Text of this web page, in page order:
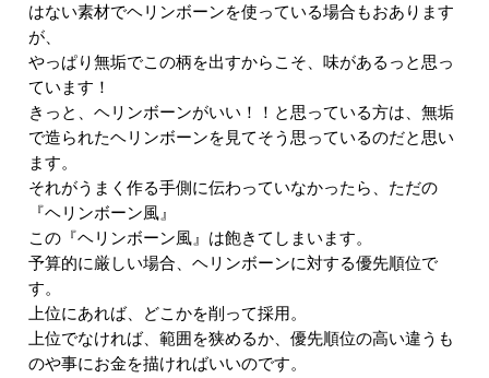
はない素材でヘリンボーンを使っている場合もおあります
が、
やっぱり無垢でこの柄を出すからこそ、味があるっと思っ
ています！
きっと、ヘリンボーンがいい！！と思っている方は、無垢
で造られたヘリンボーンを見てそう思っているのだと思い
ます。
それがうまく作る手側に伝わっていなかったら、ただの
『ヘリンボーン風』
この『ヘリンボーン風』は飽きてしまいます。
予算的に厳しい場合、ヘリンボーンに対する優先順位で
す。
上位にあれば、どこかを削って採用。
上位でなければ、範囲を狭めるか、優先順位の高い違うも
のや事にお金を描ければいいのです。